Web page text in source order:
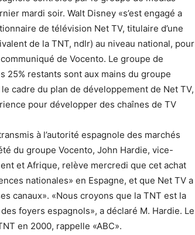
mardi soir. Walt Disney «s’est engagé a
de télévision Net TV, titulaire d’une
de la TNT, ndlr) au niveau national, pour
de Vocento. Le groupe de
25% restants sont aux mains du groupe
cadre du plan de développement de Net TV,
pour développer des chaînes de TV
à l’autorité espagnole des marchés
du groupe Vocento, John Hardie, vice-
et Afrique, relève mercredi que cet achat
nationales» en Espagne, et que Net TV a
canaux». «Nous croyons que la TNT est la
foyers espagnols», a déclaré M. Hardie. Le
en 2000, rappelle «ABC».